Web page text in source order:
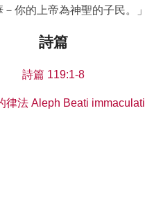
你的上帝為神聖的子民。」
詩篇
詩篇 119:1-8
律法 Aleph Beati immaculati